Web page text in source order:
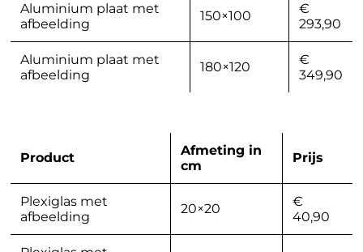
Aluminium plaat met
afbeelding
150×100
€
293,90
Aluminium plaat met
afbeelding
180×120
€
349,90
Product
Afmeting in
cm
Prijs
Plexiglas met
afbeelding
20×20
€
40,90